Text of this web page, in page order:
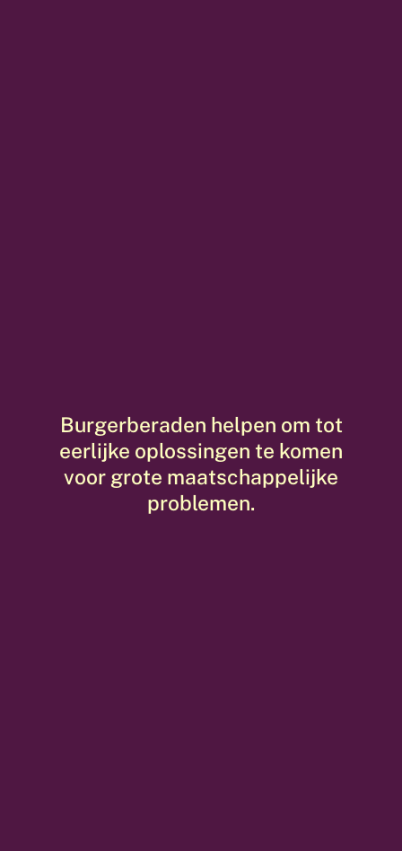
Burgerberaden helpen om tot
eerlijke oplossingen te komen
voor grote maatschappelijke
problemen.